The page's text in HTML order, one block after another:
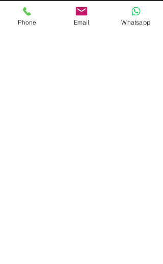
COMBO PROYECCIÓN – $250.000 + IVA
Phone Email Whatsapp